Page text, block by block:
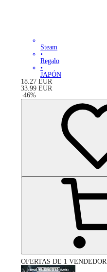
Steam
•
Regalo
•
JAPÓN
18.27 EUR
33.99 EUR
-46%
OFERTAS DE 1 VENDEDOR